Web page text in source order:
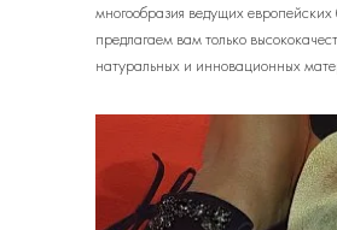
многообразия ведущих
предлагаем вам только
натуральных и инновационных